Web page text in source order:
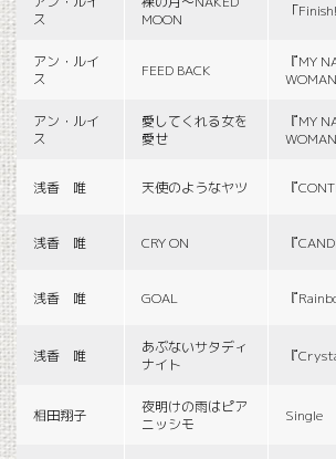
ス
MOON
「
アン・ルイ
ス
FEED BACK
『MY
WOMAN
アン・ルイ
ス
愛してくれる女を
愛せ
『MY
WOMAN
浅香 唯 天使のようなヤツ 『
浅香 唯 CRY ON 『
浅香 唯 GOAL 『
浅香 唯
あぶないサタディ
ナイト
『
相田翔子
夜明けの雨はピア
ニッシモ
Single